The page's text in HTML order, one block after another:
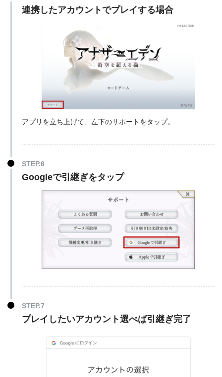
連携したアカウントでプレイする場合
アプリを立ち上げて、左下のサポートをタップ。
Googleで引継ぎをタップ
プレイしたいアカウント選べば引継ぎ完了